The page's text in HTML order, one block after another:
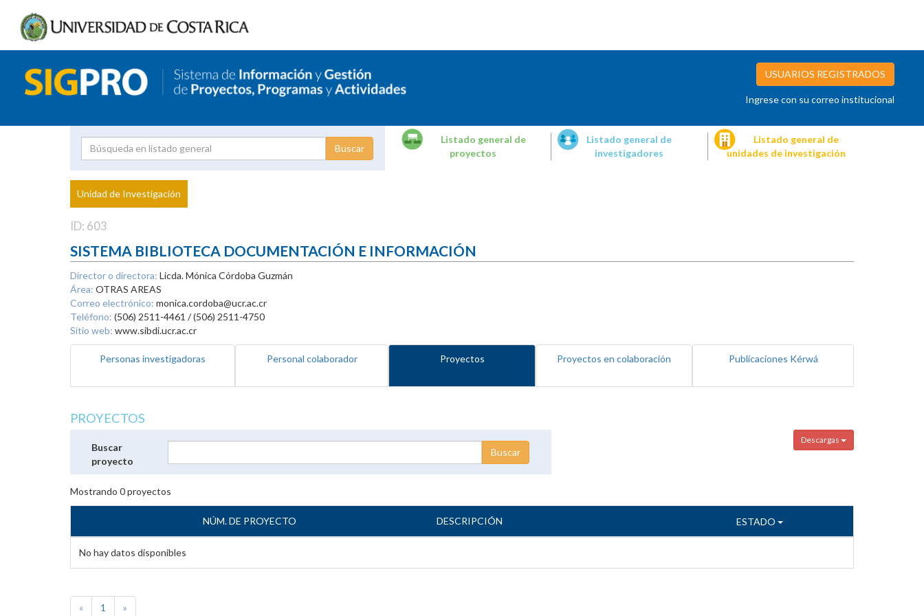
USUARIOS REGISTRADOS
Ingrese con su correo institucional
Proyecto
Investigador
Listado general de
proyectos
Listado general de
investigadores
Listado general de
unidades de investigación
Unidad de Investigación
ID: 603
SISTEMA BIBLIOTECA DOCUMENTACIÓN E INFORMACIÓN
Director o directora: Licda. Mónica Córdoba Guzmán
Área: OTRAS AREAS
Correo electrónico: monica.cordoba@ucr.ac.cr
Teléfono: (506) 2511-4461 / (506) 2511-4750
Sitio web: www.sibdi.ucr.ac.cr
Personas investigadoras Personal colaborador Proyectos Proyectos en colaboración Publicaciones Kérwá
PROYECTOS
Descargas
Buscar
proyecto
Mostrando 0proyectos
NÚM. DE PROYECTO DESCRIPCIÓN ESTADO
No hay datos disponibles
« 1 »